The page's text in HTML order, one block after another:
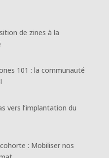
de zines à la
101 : la communauté
vers l’implantation du
: Mobiliser nos